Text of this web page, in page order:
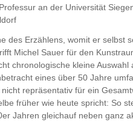
an der Universität
des Erzählens, womit er selbst
Michel Sauer für den
chronologische kleine Auswahl
eines über 50 Jahre
repräsentativ für ein
früher wie heute spricht: So
Jahren gleichauf neben ganz